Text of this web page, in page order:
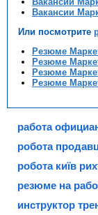
Вакансии
Или посмотрите
Резюме
Резюме
Резюме
Резюме
работа
робота
робота київ
резюме на
инструктор